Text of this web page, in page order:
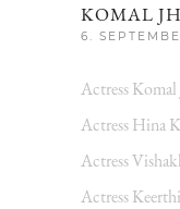
KOMAL
6.
Actress
Actress Hina
Actress
Actress